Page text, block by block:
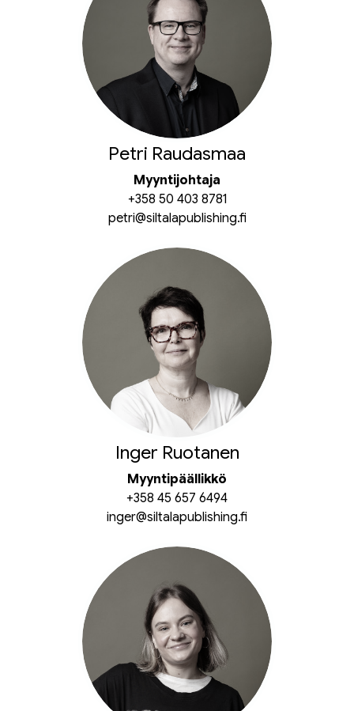
Petri Raudasmaa
Myyntijohtaja
+358 50 403 8781
petri@siltalapublishing.fi
Inger Ruotanen
Myyntipäällikkö
+358 45 657 6494
inger@siltalapublishing.fi